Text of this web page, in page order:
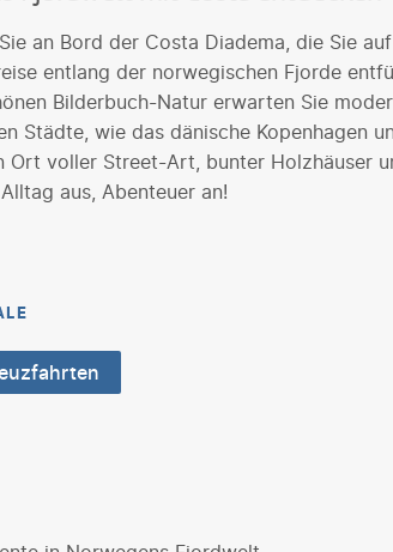
an Bord der Costa Diadema, die Sie
entlang der norwegischen Fjorde
Bilderbuch-Natur erwarten Sie
Städte, wie das dänische Kopenhagen
Ort voller Street-Art, bunter Holzhäuser
aus, Abenteuer an!